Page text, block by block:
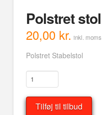
Polstret stol
20,00 kr. inkl. moms
Polstret Stabelstol
Polstret
stol
antal
Tilføj til tilbud